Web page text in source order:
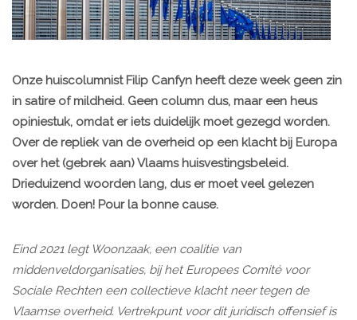
Onze huiscolumnist Filip Canfyn heeft deze week geen zin
in satire of mildheid. Geen column dus, maar een heus
opiniestuk, omdat er iets duidelijk moet gezegd worden.
Over de repliek van de overheid op een klacht bij Europa
over het (gebrek aan) Vlaams huisvestingsbeleid.
Drieduizend woorden lang, dus er moet veel gelezen
worden. Doen! Pour la bonne cause.
Eind 2021 legt Woonzaak, een coalitie van
middenveldorganisaties, bij het Europees Comité voor
Sociale Rechten een collectieve klacht neer tegen de
Vlaamse overheid. Vertrekpunt voor dit juridisch offensief is